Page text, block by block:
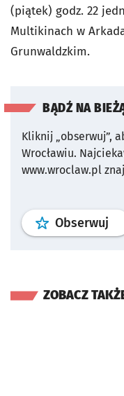
(piątek) godz. 22
Multikinach w
Grunwaldzkim.
BĄDŹ NA
Kliknij „obserwuj”,
Wrocławiu.
www.wroclaw.pl
Obserwuj
ZOBACZ